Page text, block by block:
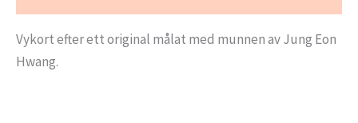
Vykort efter ett original målat med munnen av Jung Eon
Hwang.